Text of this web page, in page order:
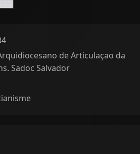
de Articulaçao da
Sadoc Salvador